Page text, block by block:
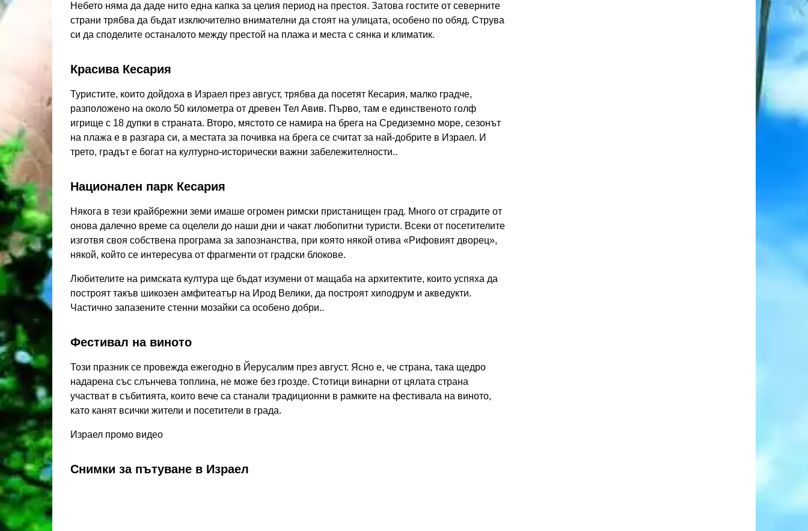
Небето няма да даде нито една капка за целия период на престоя. Затова гостите от северните
страни трябва да бъдат изключително внимателни да стоят на улицата, особено по обяд. Струва
си да споделите останалото между престой на плажа и места с сянка и климатик.
Красива Кесария
Туристите, които дойдоха в Израел през август, трябва да посетят Кесария, малко градче,
разположено на около 50 километра от древен Тел Авив. Първо, там е единственото голф
игрище с 18 дупки в страната. Второ, мястото се намира на брега на Средиземно море, сезонът
на плажа е в разгара си, а местата за почивка на брега се считат за най-добрите в Израел. И
трето, градът е богат на културно-исторически важни забележителности..
Национален парк Кесария
Някога в тези крайбрежни земи имаше огромен римски пристанищен град. Много от сградите от
онова далечно време са оцелели до наши дни и чакат любопитни туристи. Всеки от посетителите
изготвя своя собствена програма за запознанства, при която някой отива «Рифовият дворец»,
някой, който се интересува от фрагменти от градски блокове.
Любителите на римската култура ще бъдат изумени от мащаба на архитектите, които успяха да
построят такъв шикозен амфитеатър на Ирод Велики, да построят хиподрум и акведукти.
Частично запазените стенни мозайки са особено добри..
Фестивал на виното
Този празник се провежда ежегодно в Йерусалим през август. Ясно е, че страна, така щедро
надарена със слънчева топлина, не може без грозде. Стотици винарни от цялата страна
участват в събитията, които вече са станали традиционни в рамките на фестивала на виното,
като канят всички жители и посетители в града.
Израел промо видео
Снимки за пътуване в Израел